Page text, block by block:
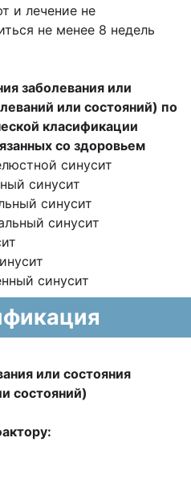
и лечение не
не менее 8 недель
заболевания или
или состояний) по
класификации
со здоровьем
синусит
синусит
синусит
синусит
синусит
или состояния
состояний)